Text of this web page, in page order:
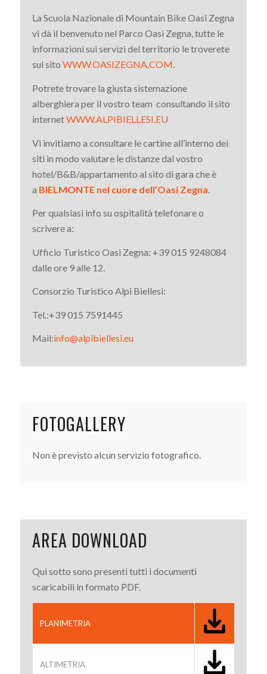
La Scuola Nazionale di Mountain Bike Oasi Zegna
vi dà il benvenuto nel Parco Oasi Zegna, tutte le
informazioni sui servizi del territorio le troverete
sul sito WWW.OASIZEGNA.COM.
Potrete trovare la giusta sistemazione
alberghiera per il vostro team consultando il sito
internetWWW.ALPIBIELLESI.EU
Vi invitiamo a consultare le cartine all’interno dei
siti in modo valutare le distanze dal vostro
hotel/B&B/appartamento al sito di gara che è
a BIELMONTE nel cuore dell’Oasi Zegna
Per qualsiasi info su ospitalità telefonare o
scrivere a:
Ufficio Turistico Oasi Zegna: +39 015 9248084
dalle ore 9 alle 12.
Consorzio Turistico Alpi Biellesi:
Tel.:+39 015 7591445
Mail:info@alpibiellesi.eu
FOTOGALLERY
Non è previsto alcun servizio fotografico.
AREA DOWNLOAD
Qui sotto sono presenti tutti i documenti
scaricabili in formato PDF.
PLANIMETRIA
ALTIMETRIA